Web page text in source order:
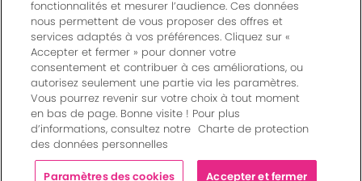
© Bordeaux Events And More | Rue Jean Samazeuilh - CS
20088 - 33070 Bordeaux cedex - France
Mentions légales|
Règlement général des manifestations
Un événement organisé par Bordeaux Events And More
Charte de protection des données personnelles
Paramètres des cookies
fonctionnalités et mesurer l’audience. Ces données
nous permettent de vous proposer des offres et
services adaptés à vos préférences. Cliquez sur «
Accepter et fermer » pour donner votre
consentement et contribuer à ces améliorations, ou
autorisez seulement une partie via les paramètres.
Vous pourrez revenir sur votre choix à tout moment
en bas de page. Bonne visite ! Pour plus
d’informations, consultez notre Charte de protection
des données personnelles
Paramètres des cookies Accepter et fermer